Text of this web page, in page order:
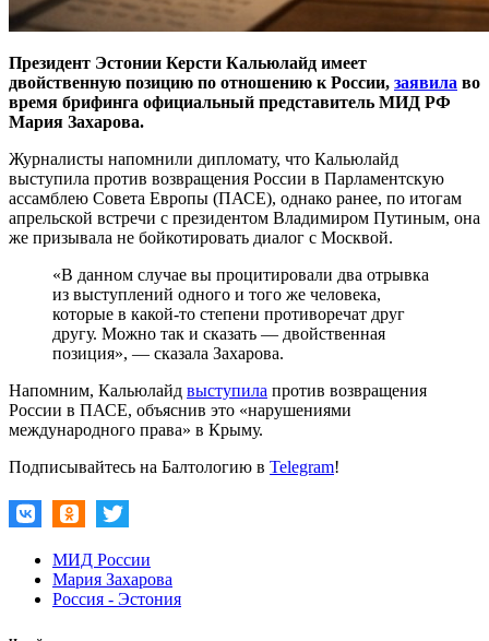
Президент Эстонии Керсти Кальюлайд имеет
двойственную позицию по отношению к России, заявила во
время брифинга официальный представитель МИД РФ
Мария Захарова.
Журналисты напомнили дипломату, что Кальюлайд
выступила против возвращения России в Парламентскую
ассамблею Совета Европы (ПАСЕ), однако ранее, по итогам
апрельской встречи с президентом Владимиром Путиным, она
же призывала не бойкотировать диалог с Москвой.
«В данном случае вы процитировали два отрывка
из выступлений одного и того же человека,
которые в какой-то степени противоречат друг
другу. Можно так и сказать — двойственная
позиция», — сказала Захарова.
Напомним, Кальюлайд выступила против возвращения
России в ПАСЕ, объяснив это «нарушениями
международного права» в Крыму.
Подписывайтесь на Балтологию в Telegram!
МИД России
Мария Захарова
Россия - Эстония